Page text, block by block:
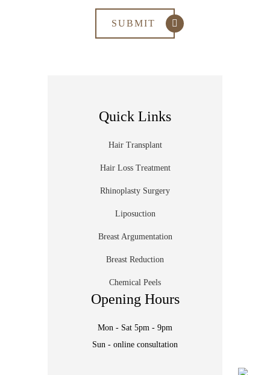
Quick Links
Hair Transplant
Hair Loss Treatment
Rhinoplasty Surgery
Liposuction
Breast Argumentation
Breast Reduction
Chemical Peels
Opening Hours
Mon - Sat 5pm - 9pm
Sun - online consultation